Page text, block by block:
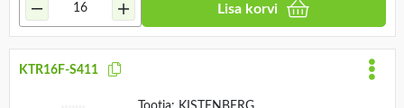
Lisa korvi
KTR16F-S411